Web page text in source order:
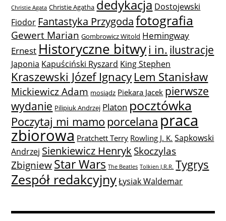
Christie Agata Christie Agatha dedykacja Dostojewski
Fiodor Fantastyka Przygodafotografia
Gewert Marian Gombrowicz Witold Hemingway
Ernest Historyczne bitwyi in. ilustracje
Japonia Kapuściński Ryszard King Stephen
Kraszewski Józef Ignacy Lem Stanisław
Mickiewicz Adam mosiądz Piekara Jacek pierwsze
wydanie Pilipiuk Andrzej Platon pocztówka
Poczytaj mi mamoporcelana praca
zbiorowa Pratchett Terry Rowling J. K. Sapkowski
Andrzej Sienkiewicz Henryk Skoczylas
ZbigniewStar Wars The Beatles Tolkien J.R.R. Tygrys
Zespół redakcyjny Łysiak Waldemar